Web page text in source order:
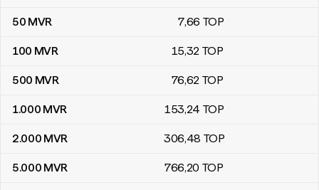
50 MVR 7,66 TOP
100 MVR 15,32 TOP
500 MVR 76,62 TOP
1.000 MVR 153,24 TOP
2.000 MVR 306,48 TOP
5.000 MVR 766,20 TOP